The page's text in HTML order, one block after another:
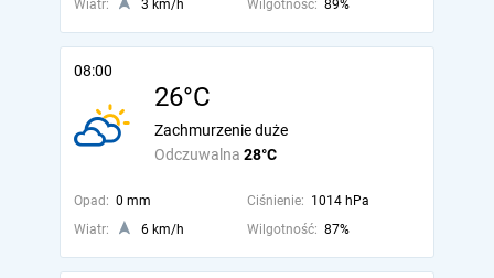
Wiatr: 3 km/h Wilgotność: 89%
08:00
26°C
Odczuwalna 28°C
Zachmurzenie duże
Opad: 0 mm Ciśnienie: 1014 hPa
Wiatr:
6 km/h Wilgotność: 87%